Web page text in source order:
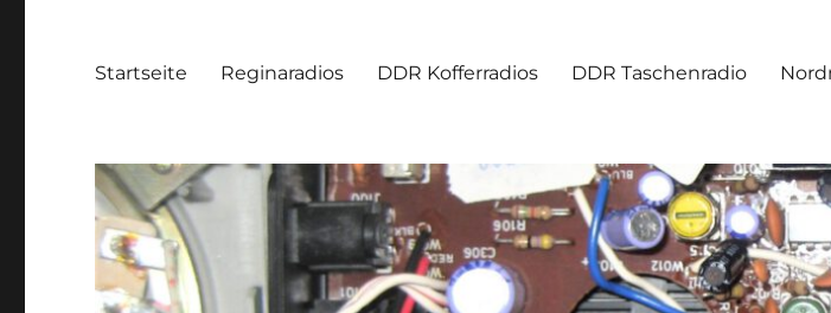
Startseite Reginaradios DDR Kofferradios DDR Taschenradio